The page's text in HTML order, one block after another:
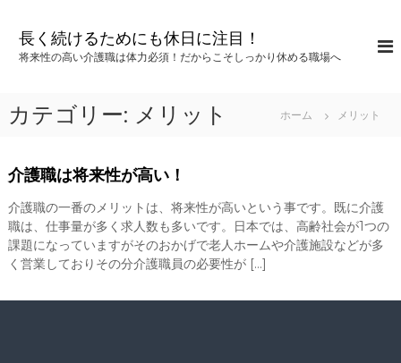
ス
プ
長く続けるためにも休日に注目！
将来性の高い介護職は体力必須！だからこそしっかり休める職場へ
カテゴリー: メリット ホーム メリット
介護職は将来性が高い！
介護職の一番のメリットは、将来性が高いという事です。既に介護
職は、仕事量が多く求人数も多いです。日本では、高齢社会が1つの
課題になっていますがそのおかげで老人ホームや介護施設などが多
く営業しておりその分介護職員の必要性が […]